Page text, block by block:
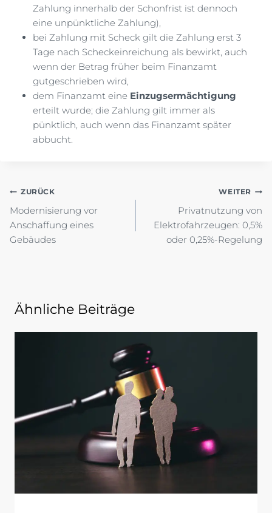
Zahlung innerhalb der Schonfrist ist dennoch
eine unpünktliche Zahlung),
bei Zahlung mit Scheck gilt die Zahlung erst 3
Tage nach Scheckeinreichung als bewirkt, auch
wenn der Betrag früher beim Finanzamt
gutgeschrieben wird,
dem Finanzamt eine Einzugsermächtigung
erteilt wurde; die Zahlung gilt immer als
pünktlich, auch wenn das Finanzamt später
abbucht.
Beitragsnavigation
ZURÜCK
Modernisierung vor
Anschaffung eines
Gebäudes
WEITER
Privatnutzung von
Elektrofahrzeugen: 0,5%
oder 0,25%-Regelung
Ähnliche Beiträge